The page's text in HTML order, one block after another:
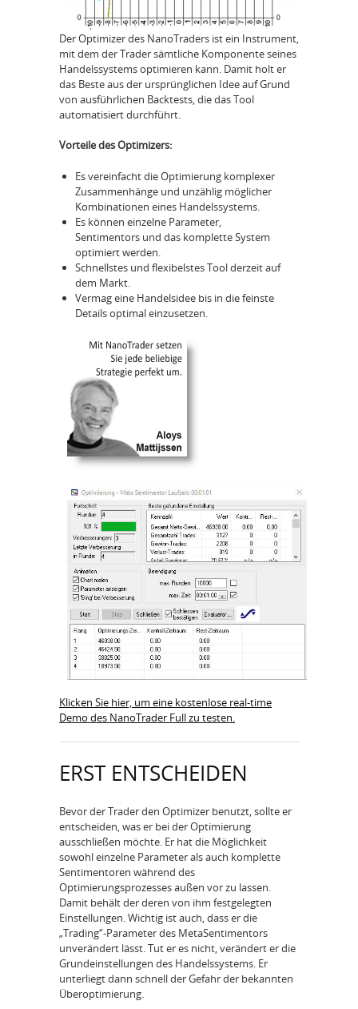
Der Optimizer des NanoTraders ist ein Instrument,
mit dem der Trader sämtliche Komponente seines
Handelssystems optimieren kann. Damit holt er
das Beste aus der ursprünglichen Idee auf Grund
von ausführlichen Backtests, die das Tool
automatisiert durchführt.
Vorteile des Optimizers:
Es vereinfacht die Optimierung komplexer
Zusammenhänge und unzählig möglicher
Kombinationen eines Handelssystems.
Es können einzelne Parameter,
Sentimentors und das komplette System
optimiert werden.
Schnellstes und flexibelstes Tool derzeit auf
dem Markt.
Vermag eine Handelsidee bis in die feinste
Details optimal einzusetzen.
Klicken Sie hier, um eine kostenlose real-time
Demo des NanoTrader Full zu testen.
ERST ENTSCHEIDEN
Bevor der Trader den Optimizer benutzt, sollte er
entscheiden, was er bei der Optimierung
ausschließen möchte. Er hat die Möglichkeit
sowohl einzelne Parameter als auch komplette
Sentimentoren während des
Optimierungsprozesses außen vor zu lassen.
Damit behält der deren von ihm festgelegten
Einstellungen. Wichtig ist auch, dass er die
„Trading“-Parameter des MetaSentimentors
unverändert lässt. Tut er es nicht, verändert er die
Grundeinstellungen des Handelssystems. Er
unterliegt dann schnell der Gefahr der bekannten
Überoptimierung.